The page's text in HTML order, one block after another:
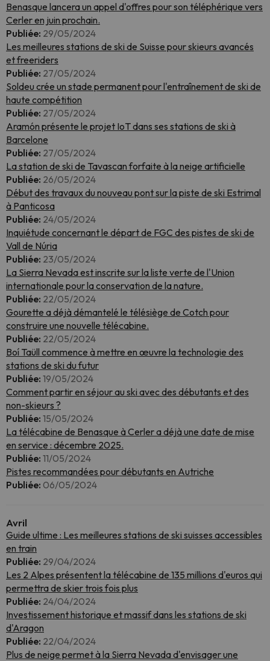
Benasque lancera un appel d'offres pour son téléphérique vers
Cerler en juin prochain.
Publiée: 29/05/2024
Les meilleures stations de ski de Suisse pour skieurs avancés
et freeriders
Publiée: 27/05/2024
Soldeu crée un stade permanent pour l'entraînement de ski de
haute compétition
Publiée: 27/05/2024
Aramón présente le projet IoT dans ses stations de ski à
Barcelone
Publiée: 27/05/2024
La station de ski de Tavascan forfaite à la neige artificielle
Publiée: 26/05/2024
Début des travaux du nouveau pont sur la piste de ski Estrimal
à Panticosa
Publiée: 24/05/2024
Inquiétude concernant le départ de FGC des pistes de ski de
Vall de Núria
Publiée: 23/05/2024
La Sierra Nevada est inscrite sur la liste verte de l'Union
internationale pour la conservation de la nature.
Publiée: 22/05/2024
Gourette a déjà démantelé le télésiège de Cotch pour
construire une nouvelle télécabine.
Publiée: 22/05/2024
Boí Taüll commence à mettre en œuvre la technologie des
stations de ski du futur
Publiée: 19/05/2024
Comment partir en séjour au ski avec des débutants et des
non-skieurs ?
Publiée: 15/05/2024
La télécabine de Benasque à Cerler a déjà une date de mise
en service : décembre 2025.
Publiée: 11/05/2024
Pistes recommandées pour débutants en Autriche
Publiée: 06/05/2024
Avril
Guide ultime : Les meilleures stations de ski suisses accessibles
en train
Publiée: 29/04/2024
Les 2 Alpes présentent la télécabine de 135 millions d'euros qui
permettra de skier trois fois plus
Publiée: 24/04/2024
Investissement historique et massif dans les stations de ski
d'Aragon
Publiée: 22/04/2024
Plus de neige permet à la Sierra Nevada d'envisager une